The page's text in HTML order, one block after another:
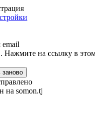
. Нажмите на ссылку в
заново
на somon.tj